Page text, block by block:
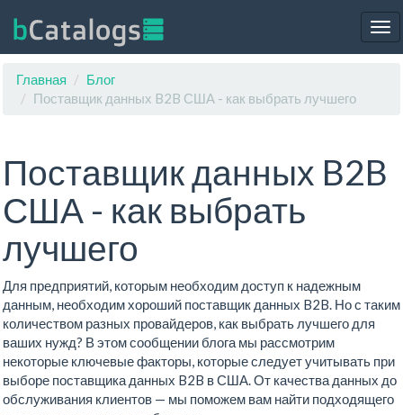
Главная
Блог
Поставщик данных B2B США - как выбрать лучшего
Поставщик данных B2B
США - как выбрать
лучшего
Для предприятий, которым необходим доступ к надежным
данным, необходим хороший поставщик данных B2B. Но с таким
количеством разных провайдеров, как выбрать лучшего для
ваших нужд? В этом сообщении блога мы рассмотрим
некоторые ключевые факторы, которые следует учитывать при
выборе поставщика данных B2B в США. От качества данных до
обслуживания клиентов — мы поможем вам найти подходящего